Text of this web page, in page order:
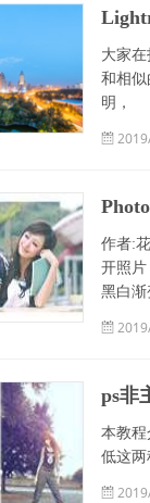
大家
和相
明，
作者:
开照
黑白
ps非
本教
低这两